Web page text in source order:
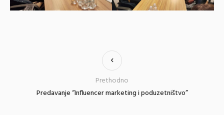
Predavanje “Influencer marketing i poduzetništvo”
Prethodno